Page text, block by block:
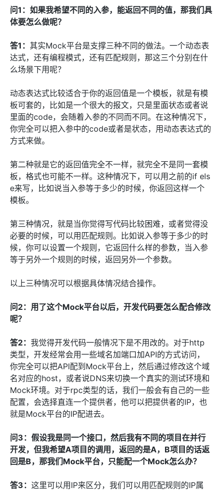
问1：如果我希望不同的入参，能返回不同的值，那我们具
体要怎么做呢？
答1： 其实Mock平台是支撑三种不同的做法。一个动态表
达式，还有编程模式，还有匹配规则，那这三个分别在什
么场景下用呢？
动态表达式比较适合于你的返回值是一个模板，就是有模
板可套的，比如是一个很大的报文，只是里面状态或者说
里面的code，会随着入参的不同而不同。在这种情况下，
你完全可以把入参中的code或者是状态，用动态表达式的
方式来做。
第二种就是它的返回值完全不一样，就完全不是同一套模
板，格式也可能不一样。这种情况下，可以用之前的if els
e来写，比如说当入参等于多少的时候，你返回这样一个
模板。
第三种情况，就是当你觉得写代码比较困难，或者觉得没
必要的时候，可以用匹配规则。比如说入参等于多少的时
候，你可以设置一个规则，它返回什么样的参数，当入参
等于另外一个规则的时候，返回另外一个参数。
以上三种情况可以根据具体情况结合操作。
问2：用了这个Mock平台以后，开发代码要怎么配合修改
呢？
答2： 我觉得开发代码一般情况下是不用改的。对于http
类型，开发经常会用一些域名加端口加API的方式访问，
你完全可以把API配到Mock平台上，然后通过修改这个域
名对应的host，或者说DNS来切换一个真实的测试环境和
Mock环境。对于rpc类型的话，我们一般会有自己的一些
配置，会选择直连一个提供者，他可以把提供者的IP，也
就是Mock平台的IP配进去。
问3：假设我是同一个接口，然后我有不同的项目在并行
开发，但我希望A项目的调用，返回的是A，B项目的话返
回是B，那我们Mock平台，只能配一个Mock怎么办？
答3： 这里可以用IP来区分，我们可以用匹配规则的IP属